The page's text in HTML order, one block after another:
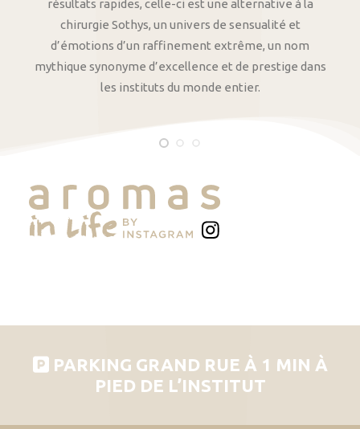
résultats rapides, celle-ci est une alternative à la
chirurgie Sothys, un univers de sensualité et
d’émotions d’un raffinement extrême, un nom
mythique synonyme d’excellence et de prestige dans
les instituts du monde entier.
PARKING GRAND RUE À 1 MIN À
PIED DE L’INSTITUT